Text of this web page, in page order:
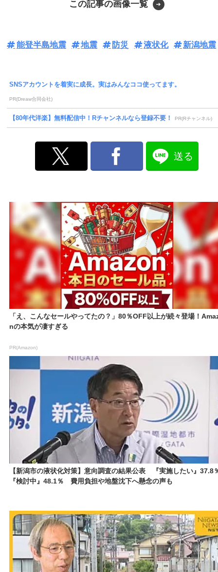
この記事の画像一覧
能登半島地震 地震 防災 液状化 新潟地震
SNSアカウントを着実に成長。実はみんなココ使ってます。
PR(Dreaw合同会社)
【80年代洋楽】無料配信中！Rチャンネルなら登録不要！ PR(Rチャンネル)
送る
「え、こんなセールやってたの？」80％OFF以上が続々登場！
nの本気が凄すぎる
PR(Amazon)
【新潟市の液状化対策】意向調査の結果公表 『実施したい』37.8
『検討中』48.1％ 費用負担や地盤沈下へ懸念の声も